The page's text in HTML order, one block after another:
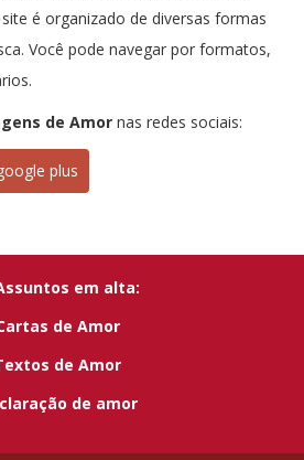
é organizado de diversas formas
Você pode navegar por formatos,
de Amor nas redes sociais:
plus
em alta:
de Amor
de Amor
de amor